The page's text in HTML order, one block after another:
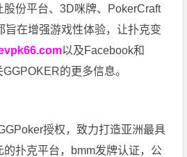
股份平台、3D咪牌、PokerCraft
旨在增强游戏性体验，让扑克变
以及Facebook和
的更多信息。
授权，致力打造亚洲最具
扑克平台，bmm发牌认证，公